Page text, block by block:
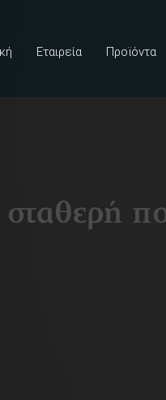
Εταιρεία Προϊόντα